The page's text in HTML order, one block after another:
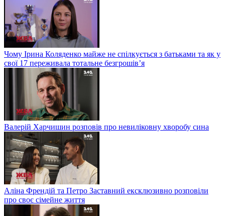
Чому Ірина Коляденко майже не спілкується з батьками та як у
свої 17 переживала тотальне безгрошів’я
Валерій Харчишин розповів про невиліковну хворобу сина
Аліна Френдій та Петро Заставний ексклюзивно розповіли
про своє сімейне життя